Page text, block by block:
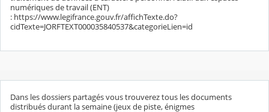
numériques de travail (ENT)
: https://www.legifrance.gouv.fr/affichTexte.do?
cidTexte=JORFTEXT000035840537&categorieLien=id
Dans les dossiers partagés vous trouverez tous les documents
distribués durant la semaine (jeux de piste, énigmes